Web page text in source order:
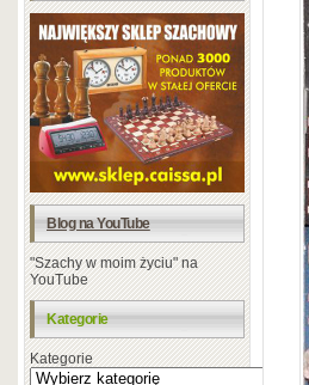
Blog na YouTube
"Szachy w moim życiu" na
YouTube
Kategorie
Kategorie